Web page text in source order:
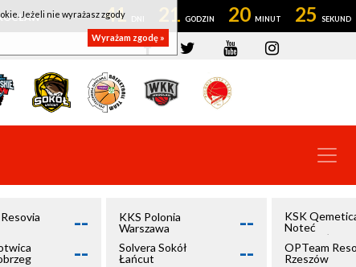
41 21 20 25
--
--
KKS Polonia
Warszawa
--
Solvera Sokół
Łańcut
--
KSK
Noteć
Inowrocław
OPTeam
Rzeszów
Jeżeli nie wyrażasz zgody
Wyrażam zgodę »